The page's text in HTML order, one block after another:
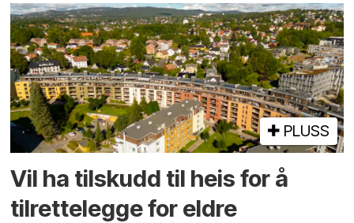
PLUSS
Vil ha tilskudd til heis for å
tilrettelegge for eldre